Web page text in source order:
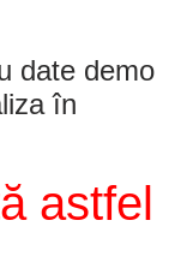
date demo
în
astfel